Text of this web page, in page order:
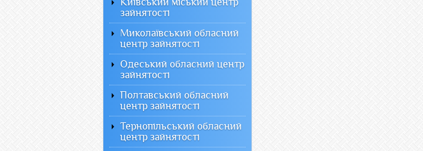
зайнятості
Миколаївський обласний
центр зайнятості
Одеський обласний центр
зайнятості
Полтавський обласний
центр зайнятості
Тернопільський обласний
центр зайнятості